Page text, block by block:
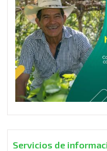
Servicios de